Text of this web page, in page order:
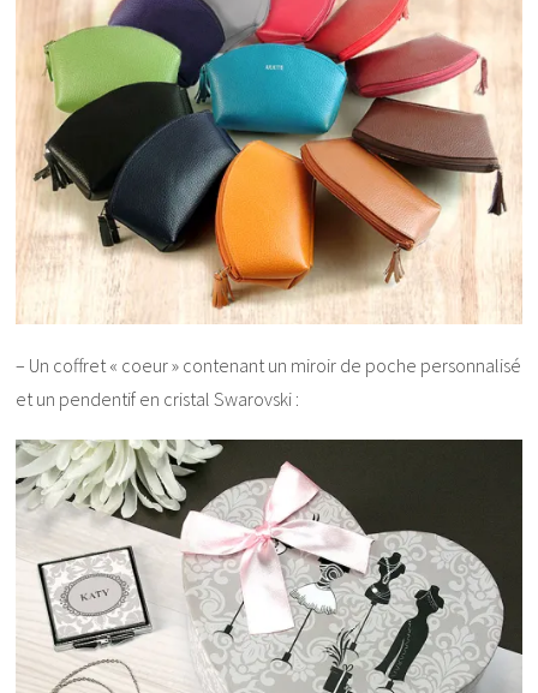
– Un coffret « coeur » contenant un miroir de poche personnalisé
et un pendentif en cristal Swarovski :